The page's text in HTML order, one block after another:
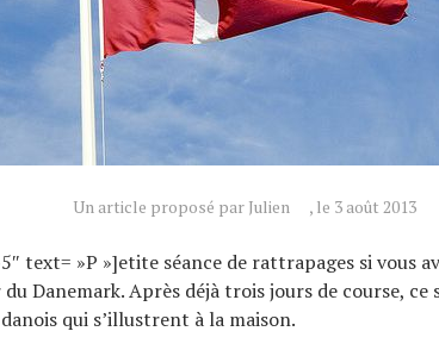
Un article proposé par Julien , le 3 août 2013
text= »P »]etite séance de rattrapages si vous
Danemark. Après déjà trois jours de course, ce
qui s’illustrent à la maison.